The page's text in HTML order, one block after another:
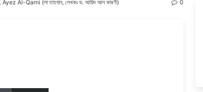
Al-Qarni (লা তাহযান, লেখকঃ ড. আয়িদ আল কারণী) 0